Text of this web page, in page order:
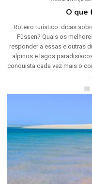
O que
Roteiro turístico: dicas
Füssen? Quais os
responder a essas e outras
alpinos e lagos
conquista cada vez mais o
chat_bubble